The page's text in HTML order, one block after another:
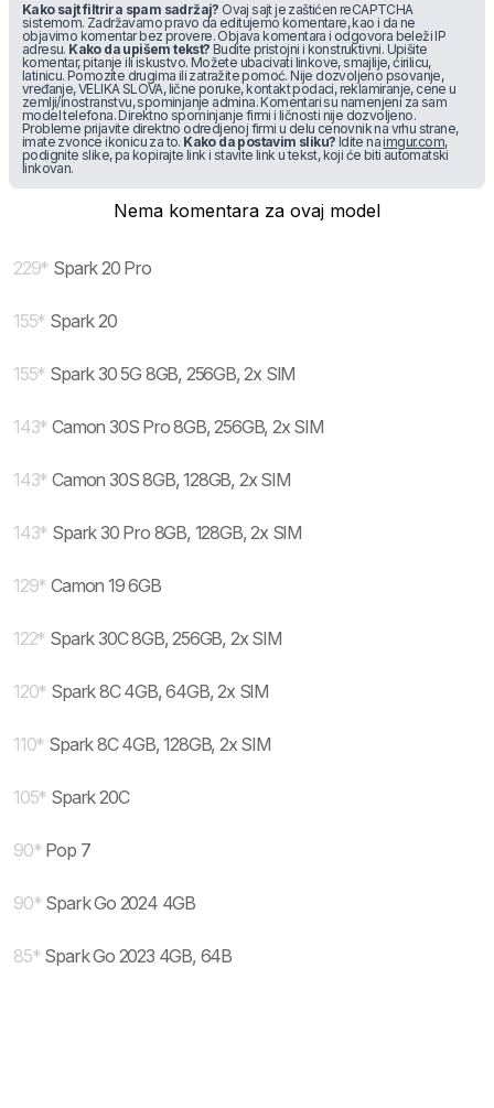
Kako sajt filtrira spam sadržaj? Ovaj sajt je zaštićen reCAPTCHA
sistemom. Zadržavamo pravo da editujemo komentare, kao i da ne
objavimo komentar bez provere. Objava komentara i odgovora beleži IP
adresu. Kako da upišem tekst? Budite pristojni i konstruktivni. Upišite
komentar, pitanje ili iskustvo. Možete ubacivati linkove, smajlije, ćirilicu,
latinicu. Pomozite drugima ili zatražite pomoć. Nije dozvoljeno psovanje,
vređanje, VELIKA SLOVA, lične poruke, kontakt podaci, reklamiranje, cene u
zemlji/inostranstvu, spominjanje admina. Komentari su namenjeni za sam
model telefona. Direktno spominjanje firmi i ličnosti nije dozvoljeno.
Probleme prijavite direktno odredjenoj firmi u delu cenovnik na vrhu strane,
imate zvonce ikonicu za to. Kako da postavim sliku? Idite na imgur.com,
podignite slike, pa kopirajte link i stavite link u tekst, koji će biti automatski
linkovan.
Nema komentara za ovaj model
229* Spark 20 Pro
155* Spark 20
155* Spark 30 5G 8GB, 256GB, 2x SIM
143* Camon 30S Pro 8GB, 256GB, 2x SIM
143* Camon 30S 8GB, 128GB, 2x SIM
143* Spark 30 Pro 8GB, 128GB, 2x SIM
129* Camon 19 6GB
122* Spark 30C 8GB, 256GB, 2x SIM
120* Spark 8C 4GB, 64GB, 2x SIM
110* Spark 8C 4GB, 128GB, 2x SIM
105* Spark 20C
90* Pop 7
90* Spark Go 2024 4GB
85* Spark Go 2023 4GB, 64B